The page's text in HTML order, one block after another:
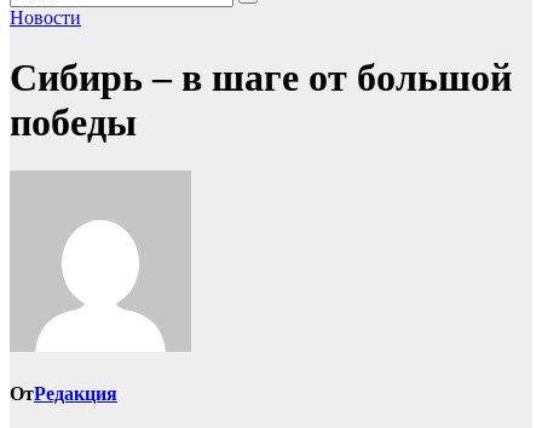
Новости
Сибирь – в шаге от большой
победы
ОтРедакция